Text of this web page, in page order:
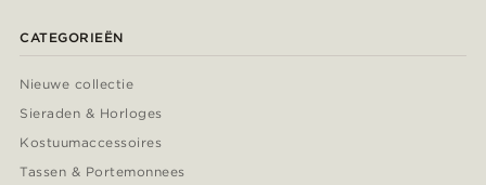
CATEGORIEËN
Nieuwe collectie
Sieraden & Horloges
Kostuumaccessoires
Tassen & Portemonnees